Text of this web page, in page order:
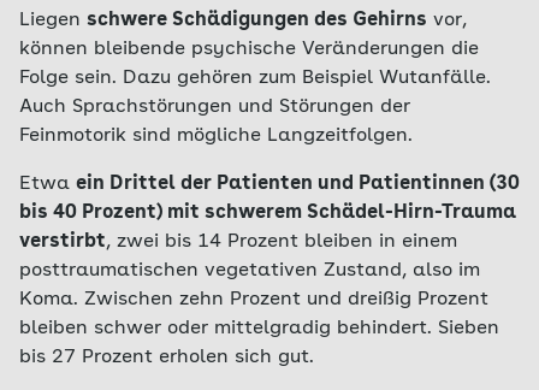
Liegen schwere Schädigungen des Gehirns vor,
können bleibende psychische Veränderungen die
Folge sein. Dazu gehören zum Beispiel Wutanfälle.
Auch Sprachstörungen und Störungen der
Feinmotorik sind mögliche Langzeitfolgen.
Etwa ein Drittel der Patienten und Patientinnen (30
bis 40 Prozent) mit schwerem Schädel-Hirn-Trauma
verstirbt, zwei bis 14 Prozent bleiben in einem
posttraumatischen vegetativen Zustand, also im
Koma. Zwischen zehn Prozent und dreißig Prozent
bleiben schwer oder mittelgradig behindert. Sieben
bis 27 Prozent erholen sich gut.